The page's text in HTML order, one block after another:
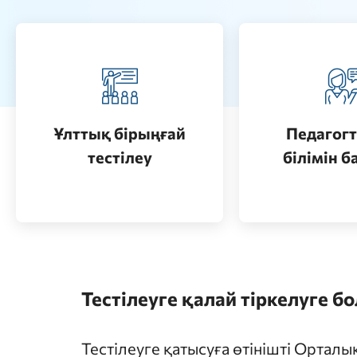
Ұлттық бірыңғай
тестілеу
Қазақстанда жоғары білім
Өту
білімінӨту
Тестілеуге қалай тіркелуге
Тестілеуге қатысуға өтінішті